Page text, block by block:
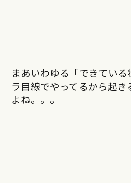
まあいわゆる「できてい
ラ目線でやってるから起
よね。。。